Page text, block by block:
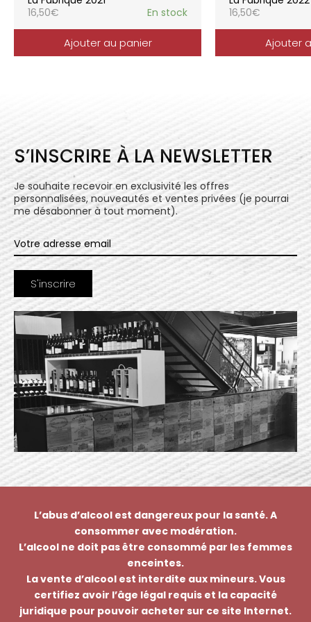
16,50€ En stock
Ajouter au panier
16,50€
Ajouter
S’INSCRIRE À LA NEWSLETTER
Je souhaite recevoir en exclusivité les offres
personnalisées, nouveautés et ventes privées (je pourrai
me désabonner à tout moment).
L’abus d’alcool est dangereux pour la santé. A
consommer avec modération.
L’alcool ne doit pas être consommé par les femmes
enceintes.
La vente d’alcool est interdite aux mineurs. Vous
certifiez avoir l’âge légal requis et la capacité
juridique pour pouvoir acheter sur ce site Internet.